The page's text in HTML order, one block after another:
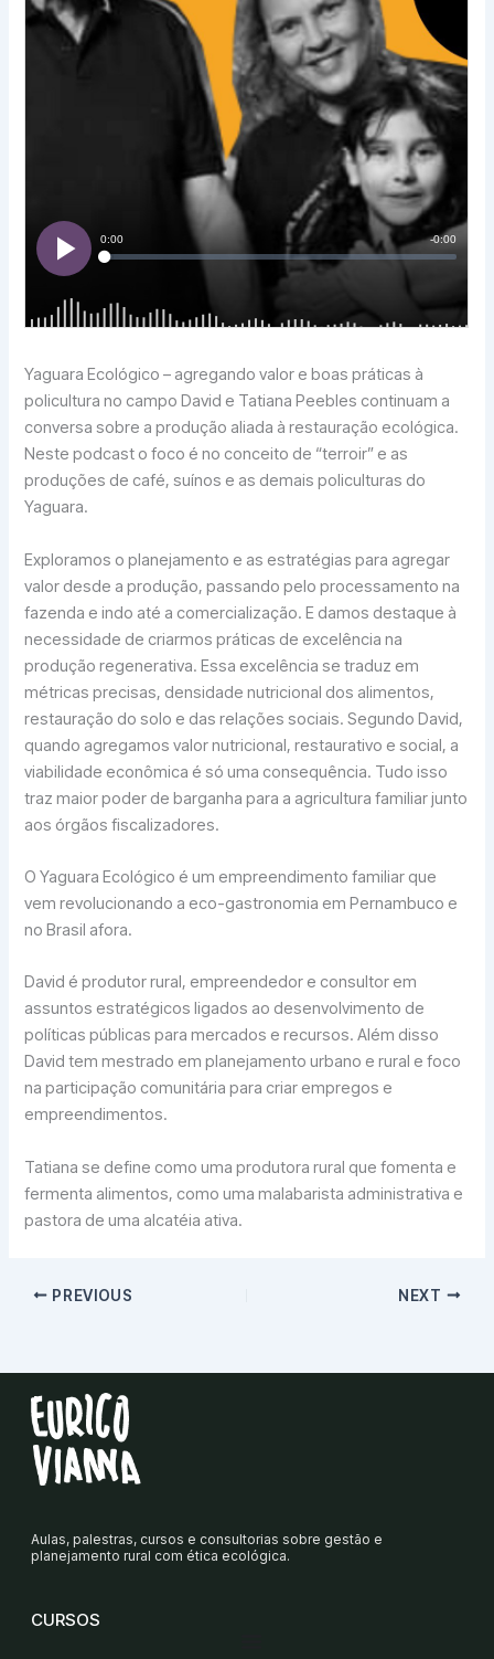
Yaguara Ecológico – agregando valor e boas práticas à
policultura no campo David e Tatiana Peebles continuam a
conversa sobre a produção aliada à restauração ecológica.
Neste podcast o foco é no conceito de “terroir” e as
produções de café, suínos e as demais policulturas do
Yaguara.
Exploramos o planejamento e as estratégias para agregar
valor desde a produção, passando pelo processamento na
fazenda e indo até a comercialização. E damos destaque à
necessidade de criarmos práticas de excelência na
produção regenerativa. Essa excelência se traduz em
métricas precisas, densidade nutricional dos alimentos,
restauração do solo e das relações sociais. Segundo David,
quando agregamos valor nutricional, restaurativo e social, a
viabilidade econômica é só uma consequência. Tudo isso
traz maior poder de barganha para a agricultura familiar junto
aos órgãos fiscalizadores.
O Yaguara Ecológico é um empreendimento familiar que
vem revolucionando a eco-gastronomia em Pernambuco e
no Brasil afora.
David é produtor rural, empreendedor e consultor em
assuntos estratégicos ligados ao desenvolvimento de
políticas públicas para mercados e recursos. Além disso
David tem mestrado em planejamento urbano e rural e foco
na participação comunitária para criar empregos e
empreendimentos.
Tatiana se define como uma produtora rural que fomenta e
fermenta alimentos, como uma malabarista administrativa e
pastora de uma alcatéia ativa.
PREVIOUS NEXT
Aulas, palestras, cursos e consultorias sobre gestão e
planejamento rural com ética ecológica.
CURSOS